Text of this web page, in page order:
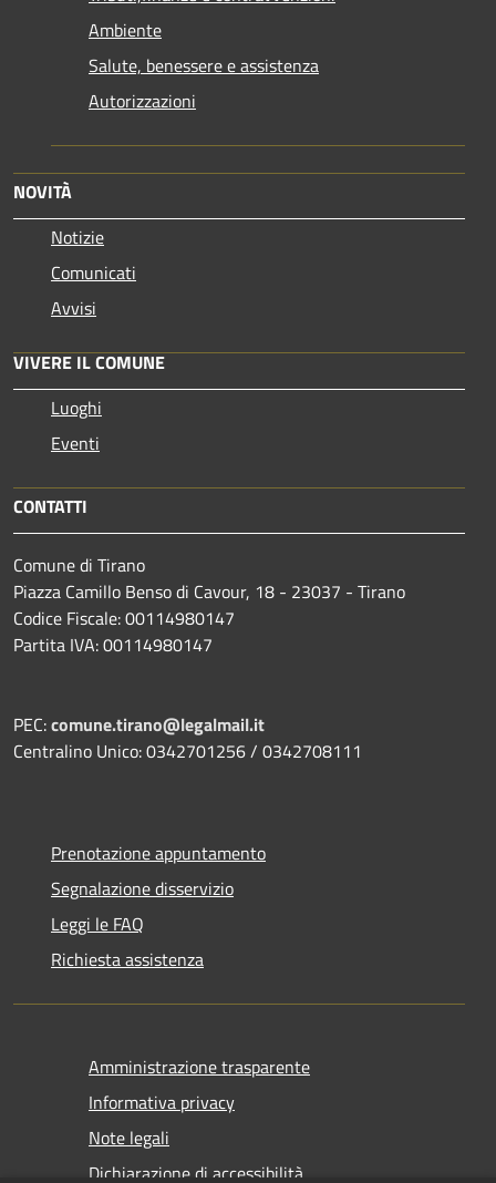
Ambiente
Salute, benessere e assistenza
Autorizzazioni
NOVITÀ
Notizie
Comunicati
Avvisi
VIVERE IL COMUNE
Luoghi
Eventi
CONTATTI
Comune di Tirano
Piazza Camillo Benso di Cavour, 18 - 23037 - Tirano
Codice Fiscale: 00114980147
Partita IVA: 00114980147
PEC:comune.tirano@legalmail.it
Centralino Unico: 0342701256 / 0342708111
Prenotazione appuntamento
Segnalazione disservizio
Leggi le FAQ
Richiesta assistenza
Amministrazione trasparente
Informativa privacy
Note legali
Dichiarazione di accessibilità